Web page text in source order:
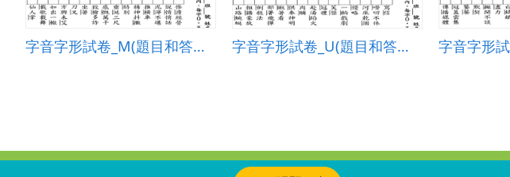
字音字形試卷_M(題目和答案卷) 字音字形試卷_U(題目和答案卷)